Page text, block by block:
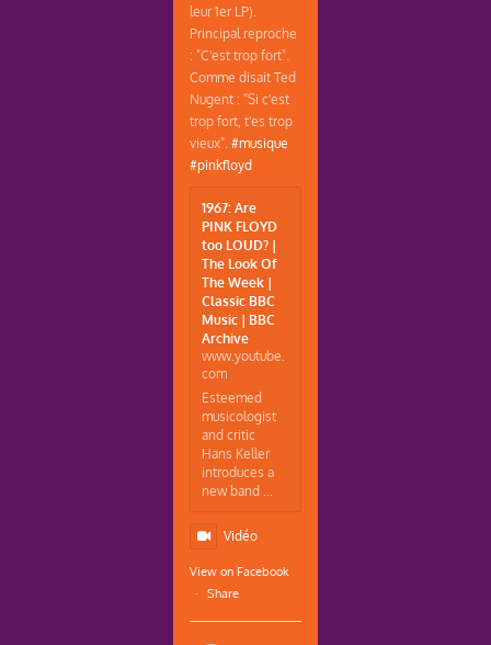
leur 1er LP).
Principal reproche
: "C'est trop fort".
Comme disait Ted
Nugent : "Si c'est
trop fort, t'es trop
vieux".#musique
#pinkfloyd
1967: Are
PINK FLOYD
too LOUD? |
The Look Of
The Week |
Classic BBC
Music | BBC
Archive
www.youtube.
com
Esteemed
musicologist
and critic
Hans Keller
introduces a
new band ...
Vidéo
View on Facebook
·
Share